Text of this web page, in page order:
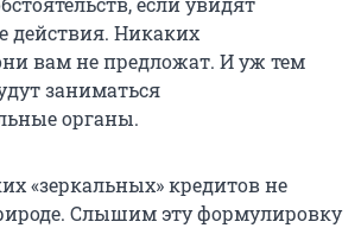
действия. Никаких
вам не предложат. И уж тем
заниматься
органы.
«зеркальных» кредитов не
Слышим эту формулировку